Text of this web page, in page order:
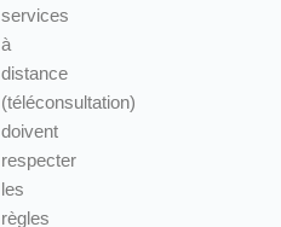
services
à
distance
(téléconsultation)
doivent
respecter
les
règles